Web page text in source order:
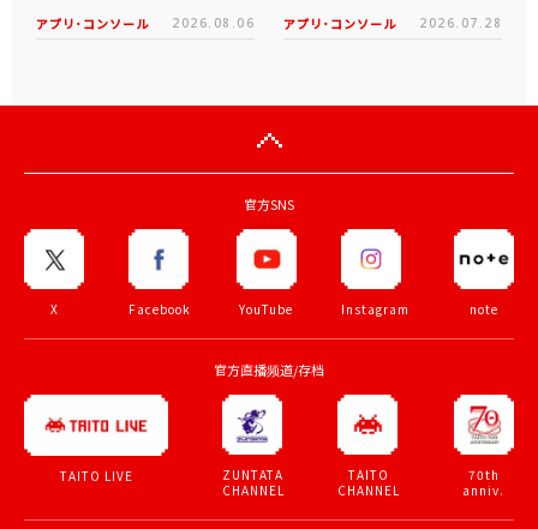
アプリ･コンソール 2026.08.06 アプリ･コンソール 2026.07.28
官方SNS
X Facebook YouTube Instagram note
官方直播频道/存档
TAITO LIVE
ZUNTATA
CHANNEL
TAITO
CHANNEL
70th
anniv.